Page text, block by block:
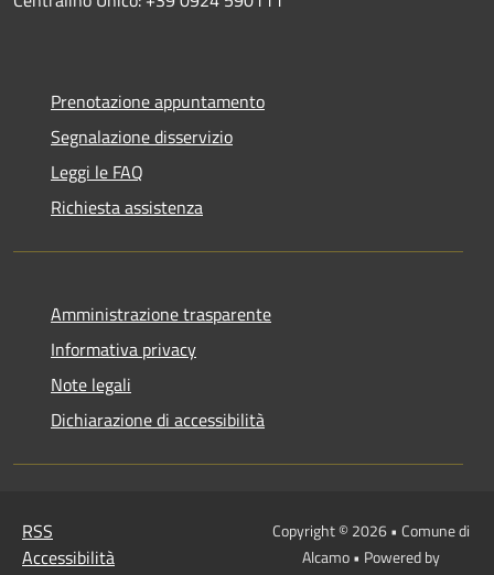
Prenotazione appuntamento
Segnalazione disservizio
Leggi le FAQ
Richiesta assistenza
Amministrazione trasparente
Informativa privacy
Note legali
Dichiarazione di accessibilità
RSS
Accessibilità
Copyright © 2026 • Comune di
Alcamo • Powered by